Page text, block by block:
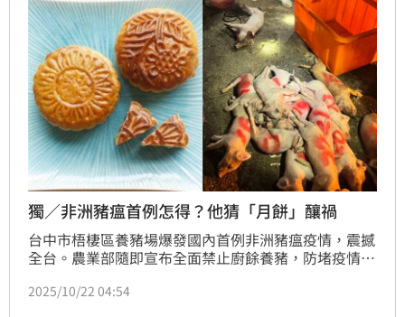
獨／非洲豬瘟首例怎得？他猜「月餅」釀禍
台中市梧棲區養豬場爆發國內首例非洲豬瘟疫情，震撼
全台。農業部隨即宣布全面禁止廚餘養豬，防堵疫情擴
連周推測，疫情極可能與廚餘有關，「或許有人偷偷從
2025/10/22 04:54